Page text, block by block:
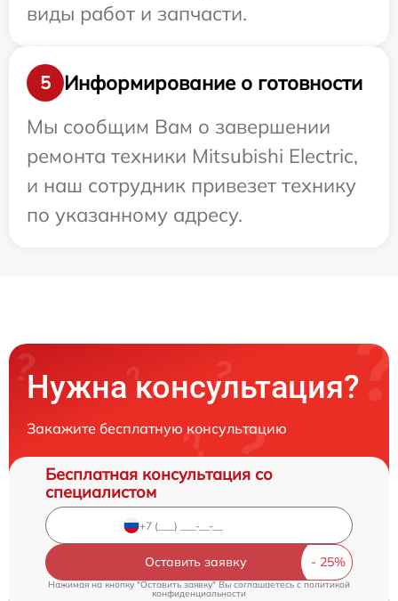
виды работ и запчасти.
5
Информирование о готовности
Мы сообщим Вам о завершении
ремонта техники Mitsubishi Electric,
и наш сотрудник привезет технику
по указанному адресу.
Нужна консультация?
Закажите бесплатную консультацию
Бесплатная консультация со
специалистом
Оставить заявку
Нажимая на кнопку "Оставить заявку" Вы соглашаетесь c политикой
конфиденциальности